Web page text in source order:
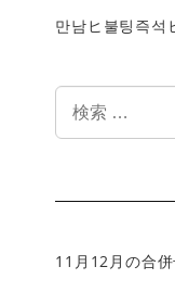
만남ヒ불팅즉석
11月12月の合併